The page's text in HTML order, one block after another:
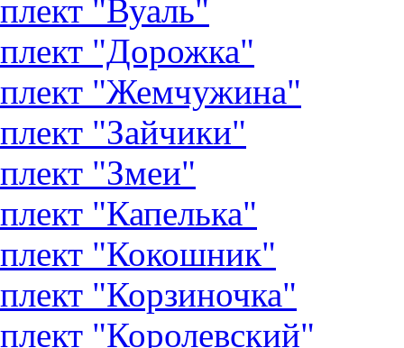
"Вуаль"
"Дорожка"
"Жемчужина"
"Зайчики"
"Змеи"
"Капелька"
"Кокошник"
"Корзиночка"
"Королевский"